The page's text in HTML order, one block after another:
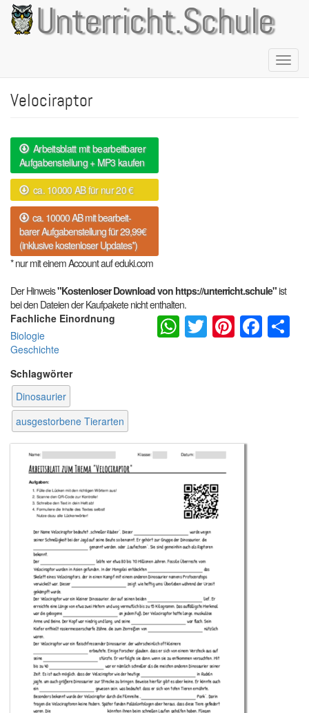
Direkt
zum
Inhalt
Unterricht.Schule
Velociraptor
Arbeitsblatt mit bearbeitbarer
Aufgabenstellung + MP3 kaufen
ca. 10000 AB für nur 20 €
ca. 10000 AB mit bearbeit-
barer Aufgabenstellung für 29,99€
(inklusive kostenloser Updates*)
* nur mit einem Account auf eduki.com
Der Hinweis"Kostenloser Download von https://unterricht.schule"ist
bei den Dateien der Kaufpakete nicht enthalten.
Fachliche Einordnung
Biologie
Geschichte
Schlagwörter
Dinosaurier
ausgestorbene Tierarten
WhatsApp
Twitter